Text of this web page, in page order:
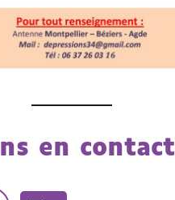
en contact